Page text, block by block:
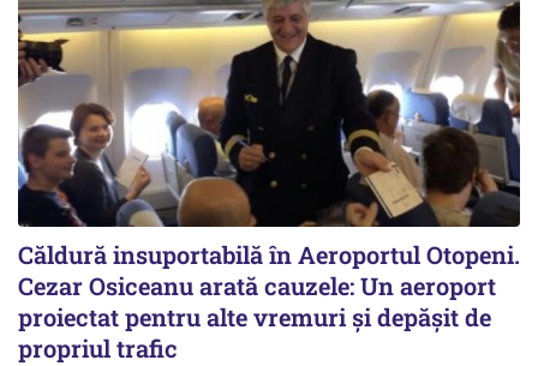
Căldură insuportabilă în Aeroportul Otopeni.
Cezar Osiceanu arată cauzele: Un aeroport
proiectat pentru alte vremuri și depășit de
propriul trafic